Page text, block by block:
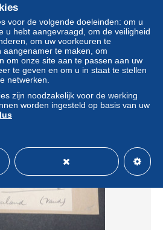
Enveloppe de Manchester pour la
et oblitération plaisants
- L 13102
± US$ 11,53
voor de volgende doeleinden: om u
u hebt aangevraagd, om de veiligheid
om uw voorkeuren te
te maken, om
om onze site aan te passen aan uw
te geven en om u in staat te stellen
netwerken.
zijn noodzakelijk voor de werking
worden ingesteld op basis van uw